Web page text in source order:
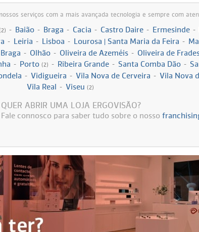
serviços com a mais avançada tecnologia e sempre com
- Baião - Braga - Cacia - Castro Daire - Ermesinde -
- Leiria - Lisboa - Lourosa | Santa Maria da Feira -
- Olhão - Oliveira de Azeméis - Oliveira de
- Porto (2) - Ribeira Grande - Santa Comba Dão -
- Vidigueira - Vila Nova de Cerveira - Vila Nova
Vila Real
- Viseu (2)
QUER ABRIR UMA LOJA ERGOVISÃO?
Fale connosco para saber tudo sobre o nosso